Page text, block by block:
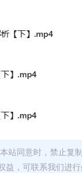
站同意时，禁止复
益，可联系我们进